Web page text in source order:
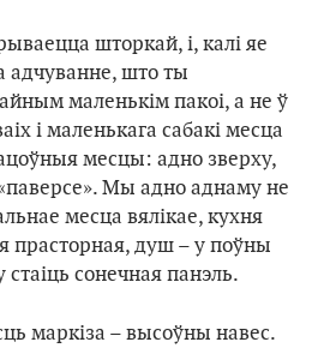
шторкай, і, калі яе
адчуванне, што ты
маленькім пакоі, а не ў
і маленькага сабакі месца
месцы: адно зверху,
Мы адно аднаму не
месца вялікае, кухня
прасторная, душ – у поўны
стаіць сонечная панэль.
маркіза – высоўны навес.